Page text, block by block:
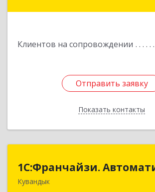
Клиентов на сопровождении
Отправить заявку
Показать контакты
Отправить заявку
Назад
1С:Франчайзи.
Кувандык
1С:Франчайзи.
462220, Оренбургская обл,